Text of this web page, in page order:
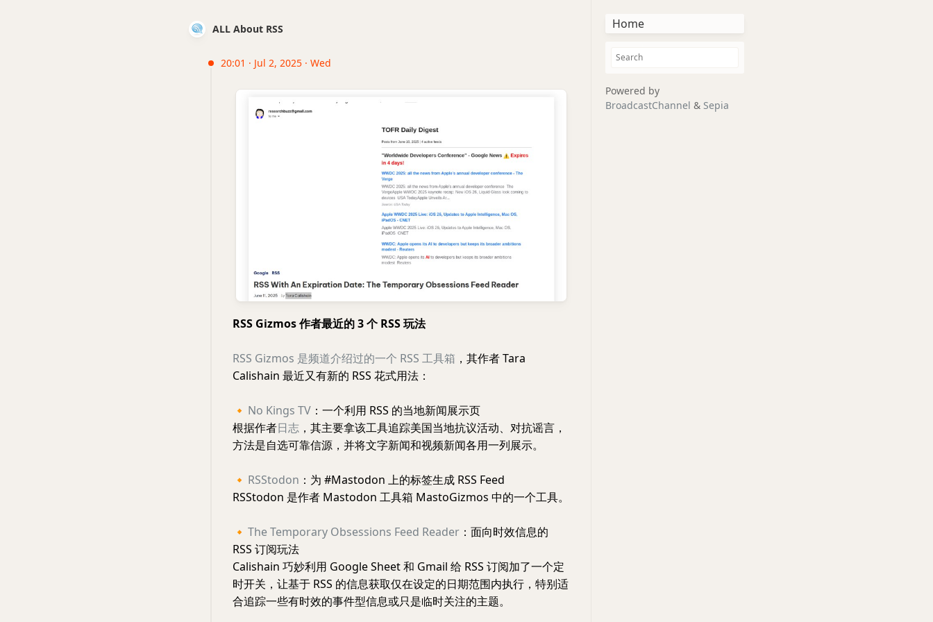
ALL About RSS
20:01 · Jul 2, 2025 · Wed
RSS Gizmos 作者最近的 3 个 RSS 玩法
RSS Gizmos 是频道介绍过的一个 RSS 工具箱 ，其作者 Tara
Calishain 最近又有新的 RSS 花式用法：
🔸 No Kings TV ：一个利用 RSS 的当地新闻展示页
根据作者日志 ，其主要拿该工具追踪美国当地抗议活动、对抗谣言，
方法是自选可靠信源，并将文字新闻和视频新闻各用一列展示。
🔸 RSStodon ：为 #Mastodon 上的标签生成 RSS Feed
RSStodon 是作者 Mastodon 工具箱 MastoGizmos 中的一个工具。
🔸 The Temporary Obsessions Feed Reader ：面向时效信息的
RSS 订阅玩法
Calishain 巧妙利用 Google Sheet 和 Gmail 给 RSS 订阅加了一个定
时开关，让基于 RSS 的信息获取仅在设定的日期范围内执行，特别适
合追踪一些有时效的事件型信息或只是临时关注的主题。
Home
Powered by
BroadcastChannel & Sepia